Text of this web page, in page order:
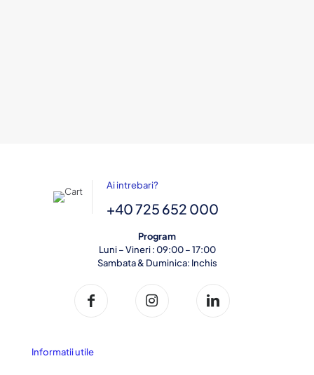
Ai intrebari?
+40 725 652 000
Program
Luni – Vineri : 09:00 – 17:00
Sambata & Duminica: Inchis
Informatii utile